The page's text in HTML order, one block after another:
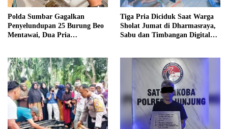
Polda Sumbar Gagalkan
Penyelundupan 25 Burung Beo
Mentawai, Dua Pria
Tiga Pria Diciduk Saat Warga
Sholat Jumat di Dharmasraya,
Sabu dan Timbangan Digital